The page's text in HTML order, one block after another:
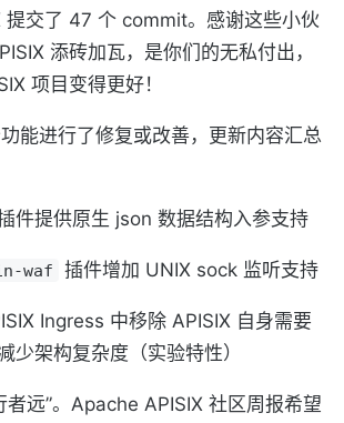
提交了 47 个 commit。感谢这些小伙
添砖加瓦，是你们的无私付出，
项目变得更好！
能进行了修复或改善，更新内容汇总
件提供原生 json 数据结构入参支持
waf 插件增加 UNIX sock 监听支持
Ingress 中移除 APISIX 自身需要
少架构复杂度（实验特性）
者远”。Apache APISIX 社区周报希望